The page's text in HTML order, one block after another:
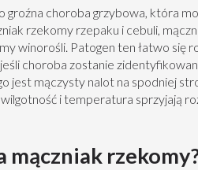
groźna choroba grzybowa, która
rzekomy rzepaku i cebuli,
winorośli. Patogen ten łatwo
jeśli choroba zostanie
jest mączysty nalot na spodniej
i temperatura sprzyjają
mączniak